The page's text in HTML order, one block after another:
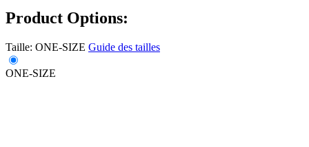
Product Options:
Taille: ONE-SIZE Guide des tailles
ONE-SIZE